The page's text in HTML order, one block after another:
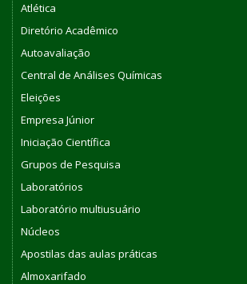
Atlética
Diretório Acadêmico
Autoavaliação
Central de Análises Químicas
Eleições
Empresa Júnior
Iniciação Científica
Grupos de Pesquisa
Laboratórios
Laboratório multiusuário
Núcleos
Apostilas das aulas práticas
Almoxarifado